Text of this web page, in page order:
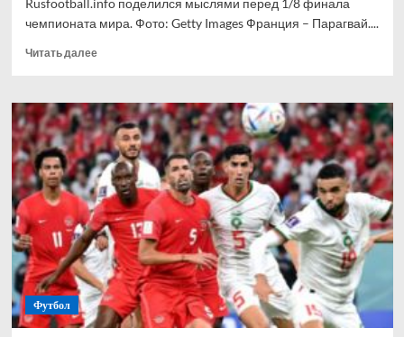
Rusfootball.info поделился мыслями перед 1/8 финала
чемпионата мира. Фото: Getty Images Франция – Парагвай....
Читать далееПрочитать
Известный
комментатор
дал
прогноз
на
все
матчи
1/8
финала
ЧМ-2026
Футбол